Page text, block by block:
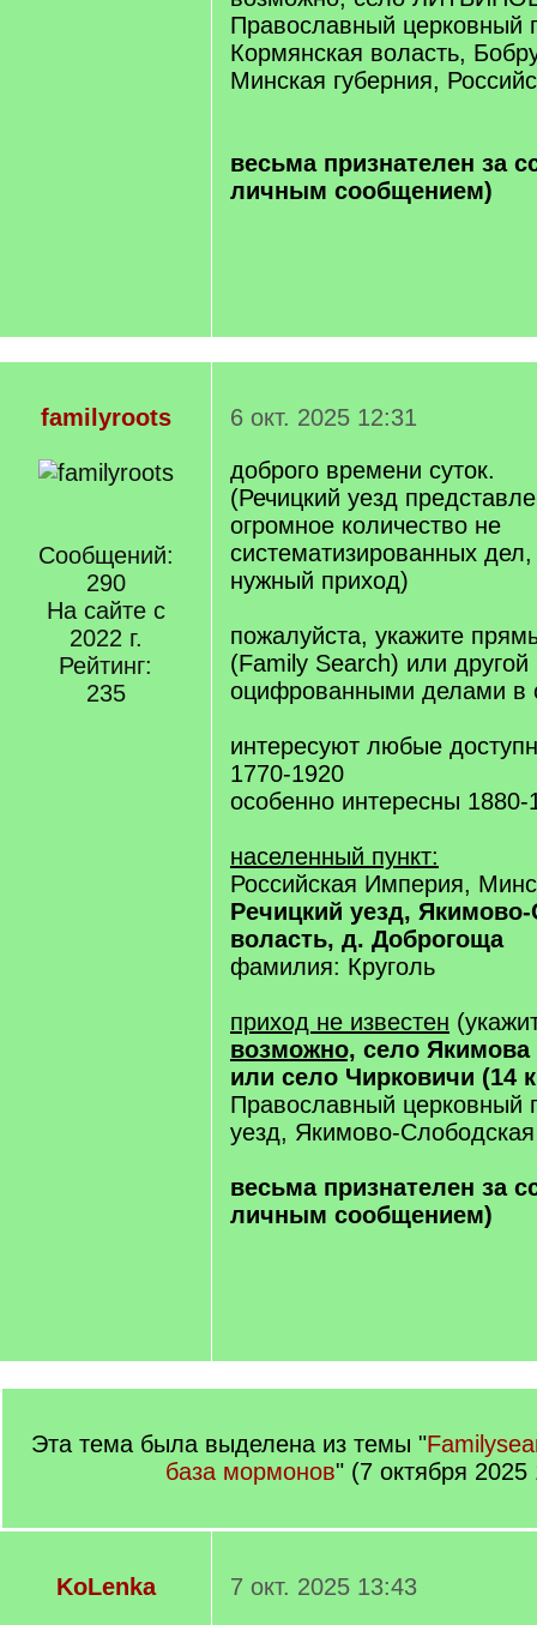
Православный церковный
Кормянская воласть,
Минская губерния,
весьма признателен за
личным сообщением)
familyroots
Сообщений:
290
На сайте с
2022 г.
Рейтинг:
235
6 окт. 2025 12:31
доброго времени суток.
(Речицкий уезд
огромное количество не
систематизированных
нужный приход)
пожалуйста, укажите
(Family Search) или другой
оцифрованными делами в
интересуют любые
1770-1920
особенно интересны 1880-
населенный пункт:
Российская Империя,
Речицкий уезд,
воласть, д. Доброгоща
фамилия: Круголь
приход не известен
возможно, село
или село Чирковичи (14
Православный церковный
уезд, Якимово-
весьма признателен за
личным сообщением)
Эта тема была выделена из темы "
база мормонов" (7 октября 2025
KoLenka
7 окт. 2025 13:43